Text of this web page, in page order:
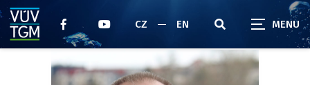
CZ EN